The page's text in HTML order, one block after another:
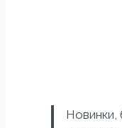
Новинки,